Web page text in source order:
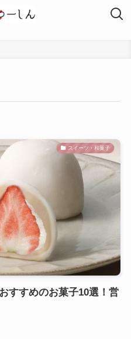
スイーツ・和菓子
すすめのお菓子10選！営